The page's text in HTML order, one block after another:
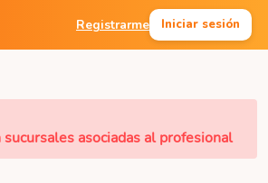
Registrarme Iniciar sesión
asociadas al profesional